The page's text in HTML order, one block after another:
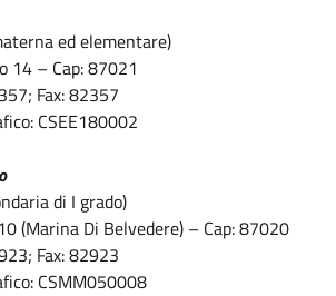
ed elementare)
14 – Cap: 87021
Fax: 82357
CSEE180002
di I grado)
(Marina Di Belvedere) – Cap: 87020
Fax: 82923
CSMM050008